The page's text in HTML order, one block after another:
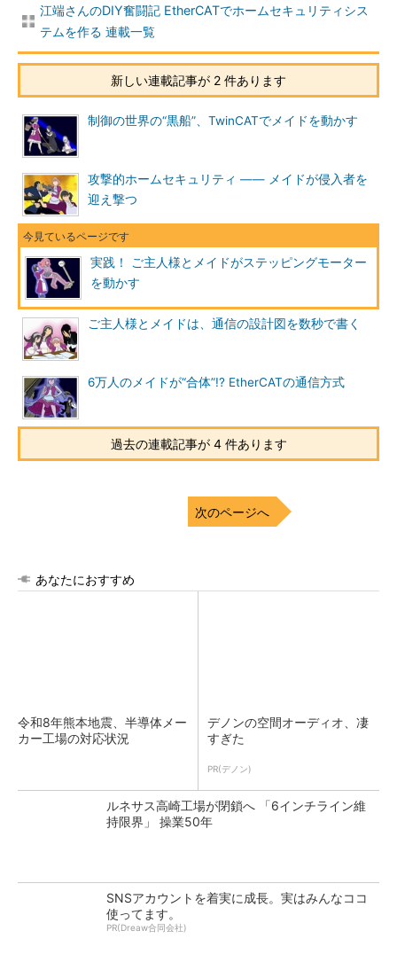
江端さんのDIY奮闘記 EtherCATでホームセキュリティシス
テムを作る 連載一覧
新しい連載記事が 2 件あります
制御の世界の“黒船”、TwinCATでメイドを動かす
攻撃的ホームセキュリティ ―― メイドが侵入者を
迎え撃つ
実践！ ご主人様とメイドがステッピングモーター
を動かす
ご主人様とメイドは、通信の設計図を数秒で書く
6万人のメイドが“合体”!? EtherCATの通信方式
過去の連載記事が 4 件あります
次のページへ
あなたにおすすめ
令和8年熊本地震、半導体メー
カー工場の対応状況
デノンの空間オーディオ、凄
すぎた
PR(デノン)
ルネサス高崎工場が閉鎖へ 「6インチライン維
持限界」 操業50年
SNSアカウントを着実に成長。実はみんなココ
使ってます。
PR(Dreaw合同会社)